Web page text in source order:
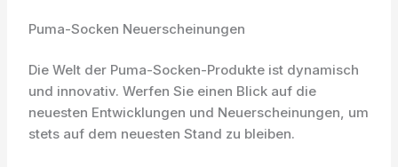
Puma-Socken Neuerscheinungen
Die Welt der Puma-Socken-Produkte ist dynamisch
und innovativ. Werfen Sie einen Blick auf die
neuesten Entwicklungen und Neuerscheinungen, um
stets auf dem neuesten Stand zu bleiben.